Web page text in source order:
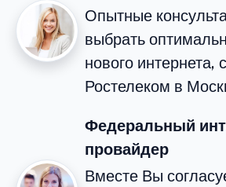
Опытные
выбрать
нового интернета,
Ростелеком в
Федеральный
провайдер
Вместе Вы